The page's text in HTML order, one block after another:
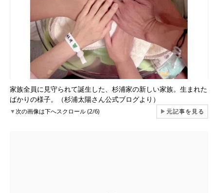
家族全員に見守られて誕生した、杉浦家の新しい家族。生まれた
ばかりの様子。（杉浦太陽さん公式ブログより）
▼次の画像は下へスクロール (2/6) ▶元記事を見る